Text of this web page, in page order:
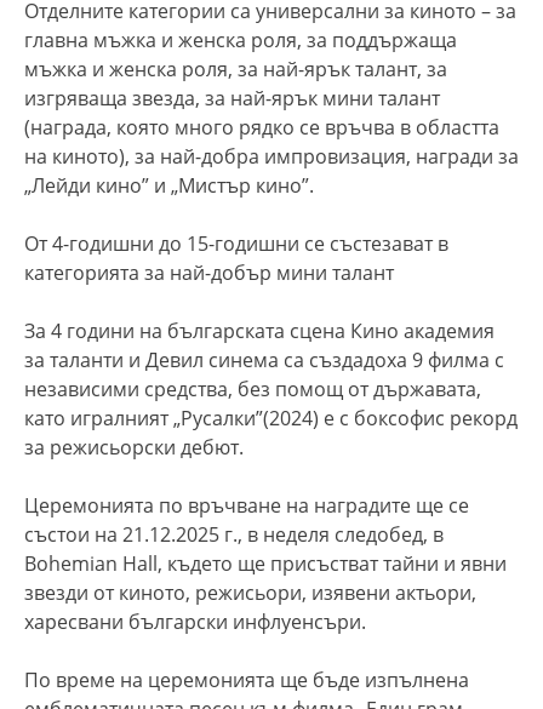
Отделните категории са универсални за киното – за
главна мъжка и женска роля, за поддържаща
мъжка и женска роля, за най-ярък талант, за
изгряваща звезда, за най-ярък мини талант
(награда, която много рядко се връчва в областта
на киното), за най-добра импровизация, награди за
„Лейди кино” и „Мистър кино”.
От 4-годишни до 15-годишни се състезават в
категорията за най-добър мини талант
За 4 години на българската сцена Кино академия
за таланти и Девил синема са създадоха 9 филма с
независими средства, без помощ от държавата,
като игралният „Русалки”(2024) е с боксофис рекорд
за режисьорски дебют.
Церемонията по връчване на наградите ще се
състои на 21.12.2025 г., в неделя следобед, в
Bohemian Hall, където ще присъстват тайни и явни
звезди от киното, режисьори, изявени актьори,
харесвани български инфлуенсъри.
По време на церемонията ще бъде изпълнена